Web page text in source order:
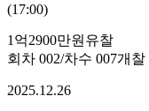
(17:00)
1억2900만원 유찰
회차 002/차수 007개찰
2025.12.26